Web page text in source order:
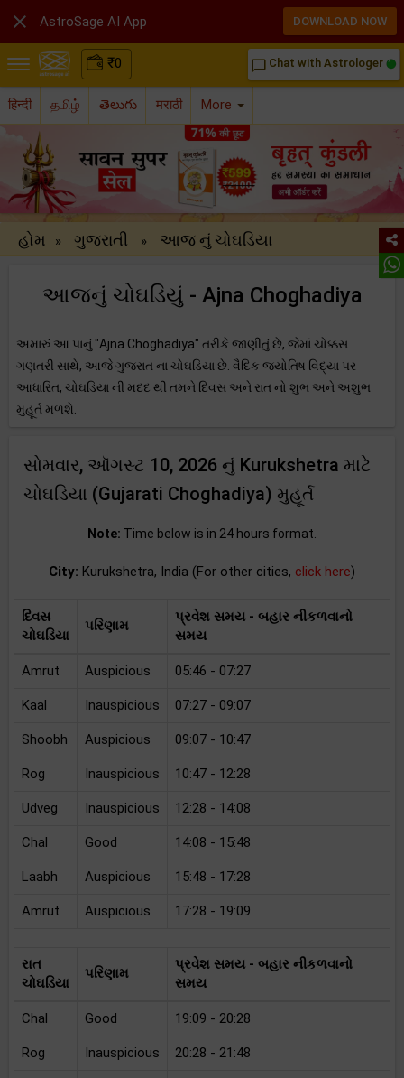
₹0 chat_bubble_outline Chat with Astrologer
हिन्दी தமிழ் తెలుగు मराठी More
હોમ » ગુજરાતી » આજ નું ચોઘડિયા
આજનું ચોઘડિયું - Ajna Choghadiya
અમારું આ પાનું "Ajna Choghadiya" તરીકે જાણીતું છે, જેમાં ચોક્કસ
ગણતરી સાથે, આજે ગુજરાત ના ચોઘડિયા છે. વૈદિક જ્યોતિષ વિદ્યા પર
આધારિત, ચોઘડિયા ની મદદ થી તમને દિવસ અને રાત નો શુભ અને અશુભ
મુહૂર્ત મળશે.
સોમવાર, ઑગસ્ટ 10, 2026 નું Kurukshetra માટે
ચોઘડિયા (Gujarati Choghadiya) મુહૂર્ત
Note: Time below is in 24 hours format.
City: Kurukshetra, India (For other cities, click here)
દિવસ
ચોઘડિયા
પરિણામ
પ્રવેશ સમય - બહાર નીકળવાનો
સમય
Amrut Auspicious 05:46 - 07:27
Kaal Inauspicious 07:27 - 09:07
Shoobh Auspicious 09:07 - 10:47
Rog Inauspicious 10:47 - 12:28
Udveg Inauspicious 12:28 - 14:08
Chal Good 14:08 - 15:48
Laabh Auspicious 15:48 - 17:28
Amrut Auspicious 17:28 - 19:09
રાત
ચોઘડિયા
પરિણામ
પ્રવેશ સમય - બહાર નીકળવાનો
સમય
Chal Good 19:09 - 20:28
Rog Inauspicious 20:28 - 21:48
 AstroSage AI App DOWNLOAD NOW